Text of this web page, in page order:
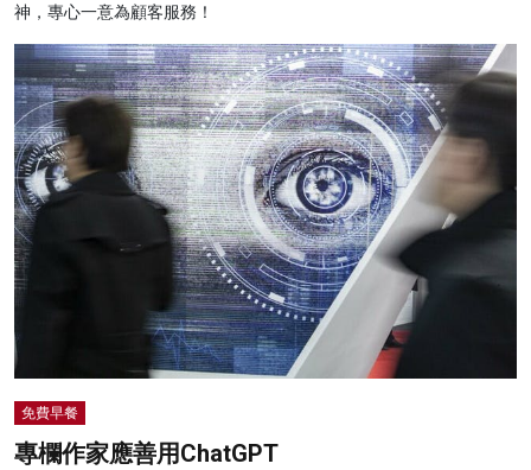
神，專心一意為顧客服務！
免費早餐
專欄作家應善用ChatGPT